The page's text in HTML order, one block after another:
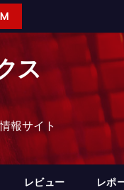
ス
報サイト
レビュー レポ